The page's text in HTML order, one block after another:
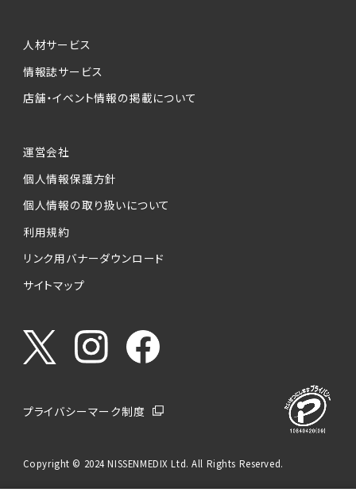
人材サービス
情報誌サービス
店舗・イベント情報の掲載について
運営会社
個人情報保護方針
個人情報の取り扱いについて
利用規約
リンク用バナーダウンロード
サイトマップ
プライバシーマーク制度
Copyright © 2024 NISSENMEDIX Ltd. All Rights Reserved.